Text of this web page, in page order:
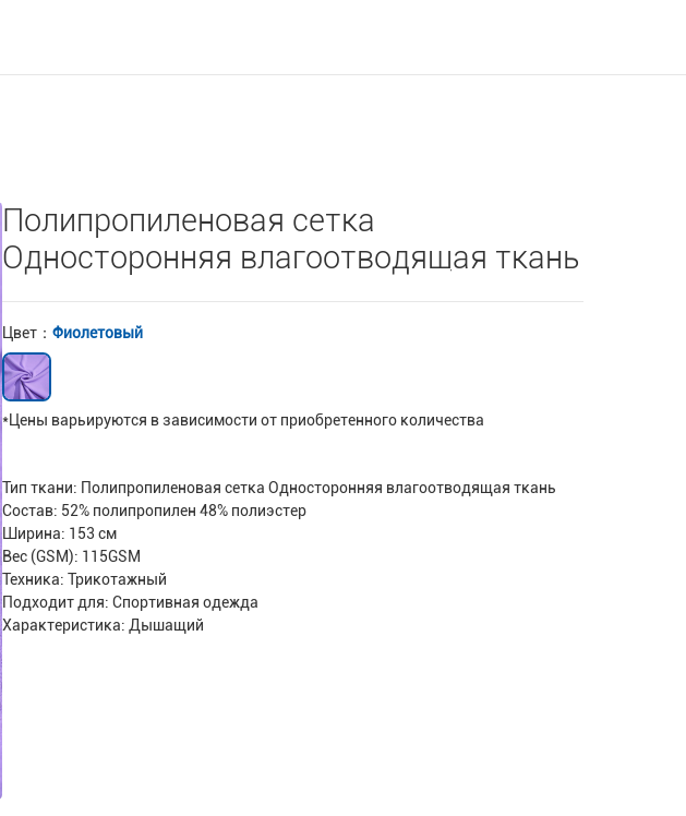
Полипропиленовая сетка
Односторонняя влагоотводящая ткань
Цвет： Фиолетовый
*Цены варьируются в зависимости от приобретенного количества
Тип ткани: Полипропиленовая сетка Односторонняя влагоотводящая ткань
Состав: 52% полипропилен 48% полиэстер
Ширина: 153 см
Вес (GSM): 115GSM
Техника: Трикотажный
Подходит для: Спортивная одежда
Характеристика: Дышащий